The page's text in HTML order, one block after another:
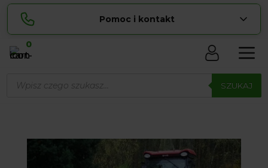
Pomoc i kontakt
Sylwia
pokaż numer
zamowienia@ ... pokaż e-mail
0
produktów SZUKAJ